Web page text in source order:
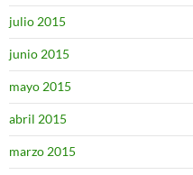
julio 2015
junio 2015
mayo 2015
abril 2015
marzo 2015